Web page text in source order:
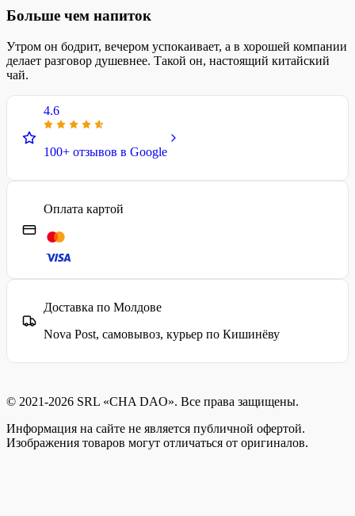
Больше чем напиток
Утром он бодрит, вечером успокаивает, а в хорошей компании
делает разговор душевнее. Такой он, настоящий китайский
чай.
4.6
100+ отзывов в Google
Оплата картой
Доставка по Молдове
Nova Post, самовывоз, курьер по Кишинёву
© 2021-2026 SRL «CHA DAO». Все права защищены.
Информация на сайте не является публичной офертой.
Изображения товаров могут отличаться от оригиналов.